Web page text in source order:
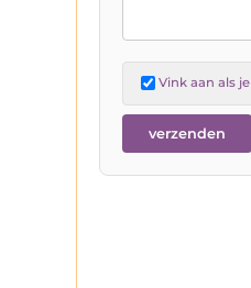
Vink aan als je